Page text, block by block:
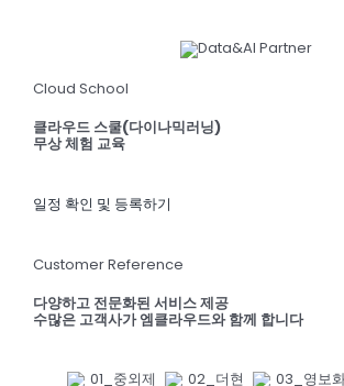
Cloud School
클라우드 스쿨(다이나믹러닝)
무상 체험 교육
일정 확인 및 등록하기
Customer Reference
다양하고 전문화된 서비스 제공
수많은 고객사가 엠클라우드와 함께 합니다